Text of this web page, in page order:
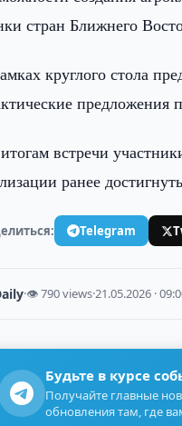
стран Ближнего
круглого стола
предложения
встречи
ранее
Telegram
·👁 790 views·21.05.2026 ·
Будьте в курсе
Получайте главные
обновления там, где